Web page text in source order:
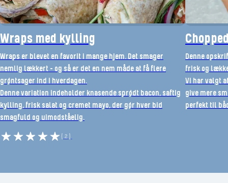
Wraps med kylling
Wraps er blevet en favorit i mange hjem. Det smager
nemlig lækkert – og så er det en nem måde at få flere
grøntsager ind i hverdagen.
Denne variation indeholder knasende sprødt bacon, saftig
kylling, frisk salat og cremet mayo, der gør hver bid
smagfuld og uimodståelig.
(2)
Denne
frisk og
Vi har valgt
give mere
perfekt til